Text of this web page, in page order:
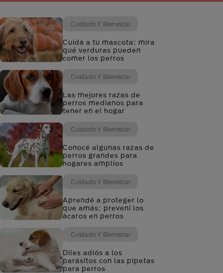
Cuidado Y Bienestar
Cuidá a tu mascota: mira
qué verduras pueden
comer los perros
Cuidado Y Bienestar
Las mejores razas de
perros medianos para
tener en el hogar
Cuidado Y Bienestar
Conocé algunas razas de
perros grandes para
hogares amplios
Cuidado Y Bienestar
Aprendé a proteger lo
que amás: prevení los
ácaros en perros
Cuidado Y Bienestar
Diles adiós a los
parásitos con las pipetas
para perros